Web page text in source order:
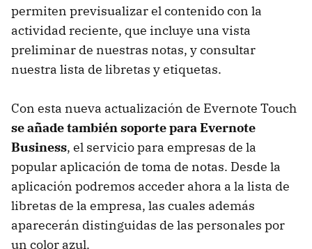
permiten previsualizar el contenido con la
actividad reciente, que incluye una vista
preliminar de nuestras notas, y consultar
nuestra lista de libretas y etiquetas.
Con esta nueva actualización de Evernote Touch
se añade también soporte para Evernote
Business, el servicio para empresas de la
popular aplicación de toma de notas. Desde la
aplicación podremos acceder ahora a la lista de
libretas de la empresa, las cuales además
aparecerán distinguidas de las personales por
un color azul.